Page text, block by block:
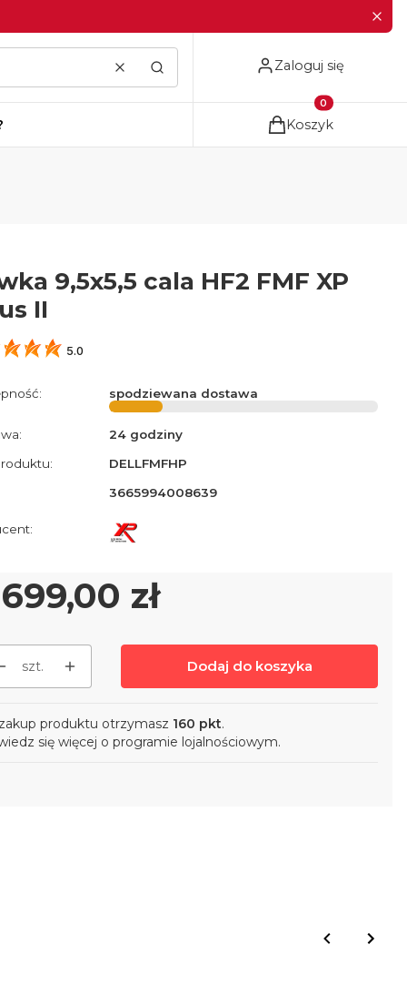
WyczyśćSzukaj
Zaloguj się
Produkty w
Koszyk
9,5x5,5 cala HF2 FMF XP
II
5.0
spodziewana dostawa
24 godziny
DELLFMFHP
3665994008639
zł
szt. Dodaj do koszyka
produktu otrzymasz 160 pkt.
się więcej o programie lojalnościowym.